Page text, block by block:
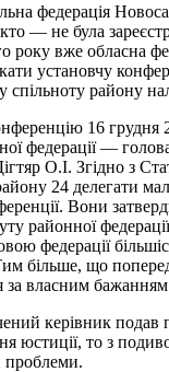
федерація
— не була
року вже обласна
установчу
спільноту району
16 грудня
федерації —
О.І. Згідно з
24 делегати
Вони
районної
федерації
більше, що
за власним
керівник подав
юстиції, то з
проблеми.